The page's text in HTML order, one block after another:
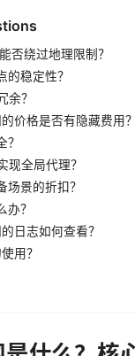
否绕过地理限制？
的稳定性？
余？
价格是否有隐藏费用？
？
现全局代理？
场景的折扣？
办？
日志如何查看？
用？